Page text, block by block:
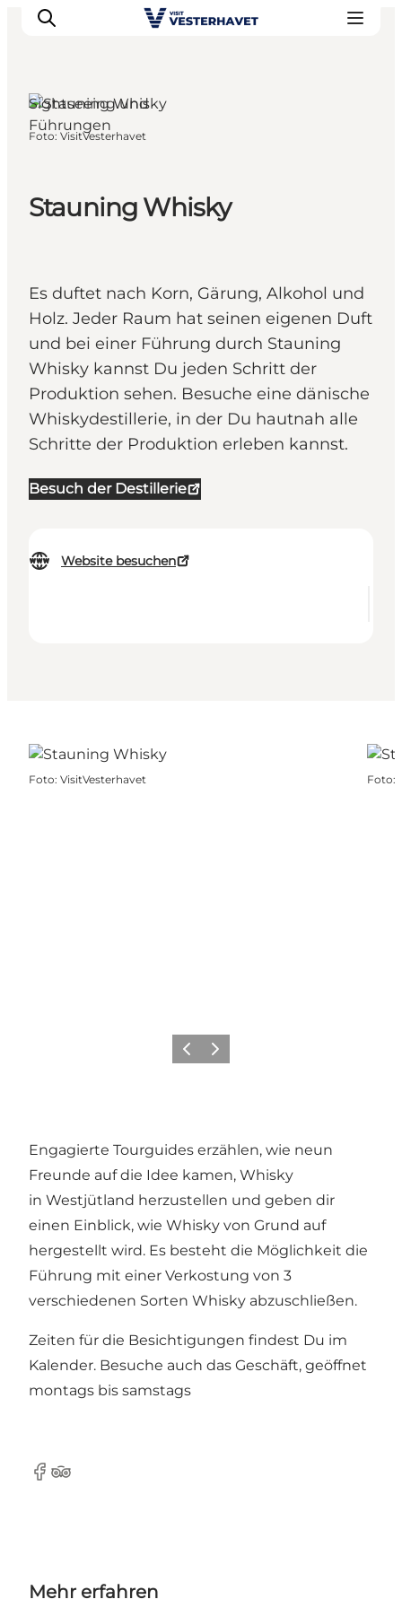
Unsere Städte
Essen & Übernachtung
Stauning Whisky
Es duftet nach Korn, Gärung, Alkohol und
Holz. Jeder Raum hat seinen eigenen Duft
und bei einer Führung durch Stauning
Whisky kannst Du jeden Schritt der
Produktion sehen. Besuche eine dänische
Whiskydestillerie, in der Du hautnah alle
Schritte der Produktion erleben kannst.
Besuch der Destillerie
Website besuchen
Sightseeing und
Führungen
Foto: VisitVesterhavet
Foto: VisitVesterhavet Foto:
ZurückWeiter
Engagierte Tourguides erzählen, wie neun
Freunde auf die Idee kamen, Whisky
in Westjütland herzustellen und geben dir
einen Einblick, wie Whisky von Grund auf
hergestellt wird. Es besteht die Möglichkeit die
Führung mit einer Verkostung von 3
verschiedenen Sorten Whisky abzuschließen.
Zeiten für die Besichtigungen findest Du im
Kalender. Besuche auch das Geschäft, geöffnet
montags bis samstags
Facebook
Tripadvisor
Mehr erfahren